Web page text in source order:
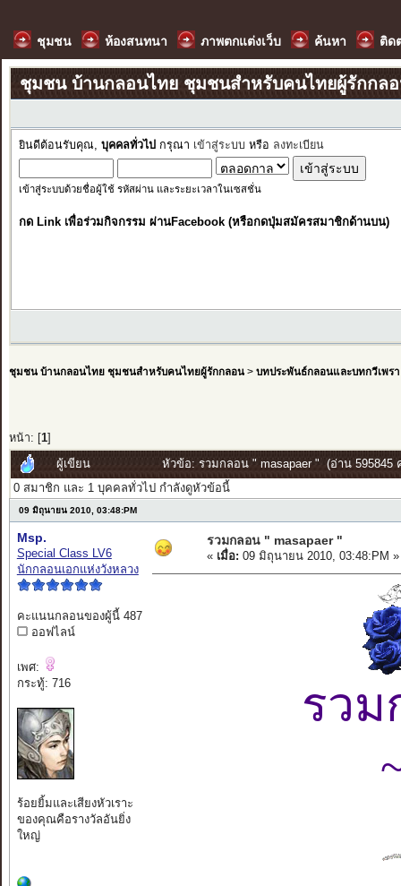
ชุมชน ห้องสนทนา ภาพตกแต่งเว็บ ค้นหา ติด
ชุมชน บ้านกลอนไทย ชุมชนสำหรับคนไทยผู้รักกล
ยินดีต้อนรับคุณ, บุคคลทั่วไป กรุณา เข้าสู่ระบบ หรือ ลงทะเบียน
เข้าสู่ระบบด้วยชื่อผู้ใช้ รหัสผ่าน และระยะเวลาในเซสชั่น
กด Link เพื่อร่วมกิจกรรม ผ่านFacebook (หรือกดปุ่มสมัครสมาชิกด้านบน)
ชุมชน บ้านกลอนไทย ชุมชนสำหรับคนไทยผู้รักกลอน> บทประพันธ์กลอนและบทกวีเพรา
หน้า: [ 1]
ผู้เขียน
หัวข้อ: รวมกลอน " masapaer " (อ่าน 595845
0 สมาชิก และ 1 บุคคลทั่วไป กำลังดูหัวข้อนี้
09 มิถุนายน 2010, 03:48:PM
Msp.
Special Class LV6
นักกลอนเอกแห่งวังหลวง
คะแนนกลอนของผู้นี้ 487
ออฟไลน์
เพศ:
กระทู้: 716
ร้อยยิ้มและเสียงหัวเราะ
ของคุณคือรางวัลอันยิ่ง
ใหญ่
รวมกลอน " masapaer "
« เมื่อ: 09 มิถุนายน 2010, 03:48:PM »
รวม